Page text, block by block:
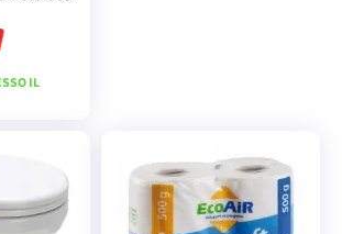
IL